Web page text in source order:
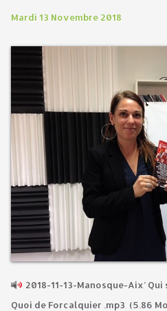
Mardi 13 Novembre 2018
2018-11-13-Manosque-Aix’
Quoi de Forcalquier .mp3 (5.86